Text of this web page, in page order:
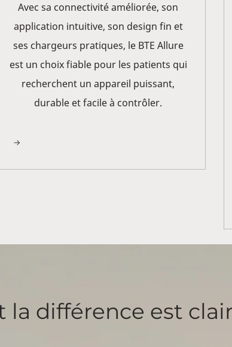
Avec sa connectivité améliorée, son
application intuitive, son design fin et
ses chargeurs pratiques, le BTE Allure
est un choix fiable pour les patients qui
recherchent un appareil puissant,
durable et facile à contrôler.
la différence est